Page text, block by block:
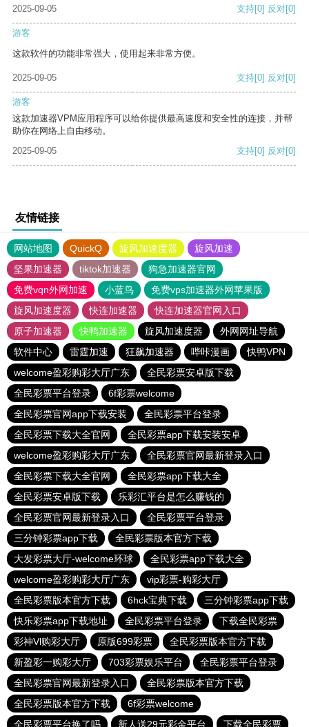
2025-09-05
支持[0] 反对[0]
游客
这款软件的功能非常强大，使用起来非常方便。
2025-09-05 支持[0] 反对[0]
游客
这款加速器VPM应用程序可以给你提供最高速度和安全性的连接，并帮
助你在网络上自由移动。
2025-09-05
支持[0] 反对[0]
友情链接
网站地图 QuickQ 旋风加速度器
旋风加速
坚果加速器
tiktok加速器
狗急加速器官网
免费vqn外网加速
小蓝鸟
免费vps加速器外网苹果版
旋风加速度器
快连加速器
快连加速器官网入口
原子加速器
快鸭加速器 旋风加速度器
外网网址导航
软件中心
雷霆加速 狂飙加速器 哔咔漫画
快鸭VPN
welcome盈彩购彩大厅广东
全民彩票安卓版下载
全民彩票平台登录
6f彩票welcome
全民彩票官网app下载安装
全民彩票平台登录
全民彩票下载大全官网
全民彩票app下载安装安卓
welcome盈彩购彩大厅广东
全民彩票官网最新登录入口
全民彩票下载大全官网
全民彩票app下载大全
全民彩票安卓版下载
乐彩汇平台是怎么赚钱的
全民彩票官网最新登录入口
全民彩票平台登录
三分钟彩票app下载
全民彩票版本官方下载
大发彩票大厅-welcome环球
全民彩票app下载大全
welcome盈彩购彩大厅广东
vip彩票-购彩大厅
全民彩票版本官方下载
6hck宝典下载
三分钟彩票app下载
快乐彩票app下载地址
全民彩票平台登录
下载全民彩票
彩神Vl购彩大厅
原版699彩票
全民彩票版本官方下载
新盈彩一购彩大厅
703彩票娱乐平台
全民彩票平台登录
全民彩票官网最新登录入口
全民彩票版本官方下载
全民彩票版本官方下载
6f彩票welcome
全民彩票平台换了吗
新人送29元彩金平台 下载全民彩票